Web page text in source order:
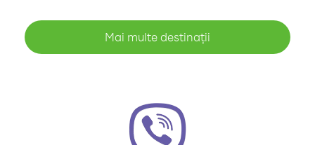
Mai multe destinații